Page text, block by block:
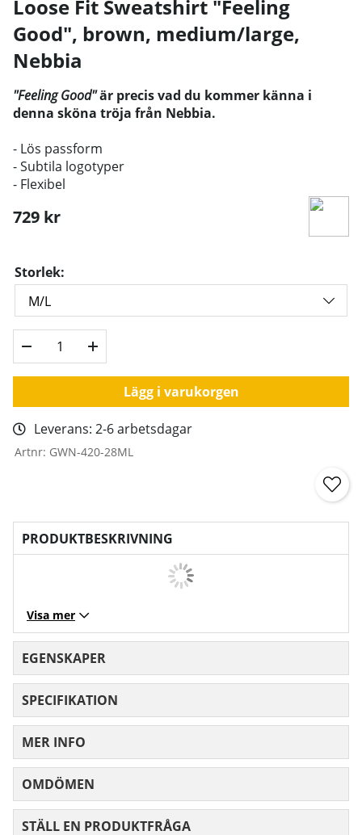
Loose Fit Sweatshirt "Feeling
Good", brown, medium/large,
Nebbia
''Feeling Good''är precis vad du kommer känna i
denna sköna tröja från Nebbia.
- Lös passform
- Subtila logotyper
- Flexibel
729 kr
Storlek:
Lägg i varukorgen
Leverans: 2-6 arbetsdagar
Artnr: GWN-420-28ML
PRODUKTBESKRIVNING
Visa mer
EGENSKAPER
SPECIFIKATION
MER INFO
OMDÖMEN
STÄLL EN PRODUKTFRÅGA